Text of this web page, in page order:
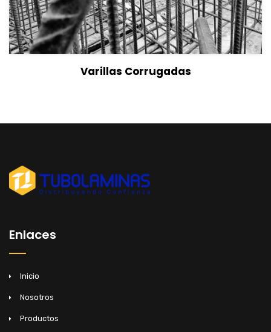
View Details Seleccionar opciones
Varillas Corrugadas
Enlaces
Inicio
Nosotros
Productos